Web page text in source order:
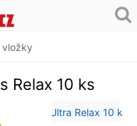
vložky
Relax 10 ks